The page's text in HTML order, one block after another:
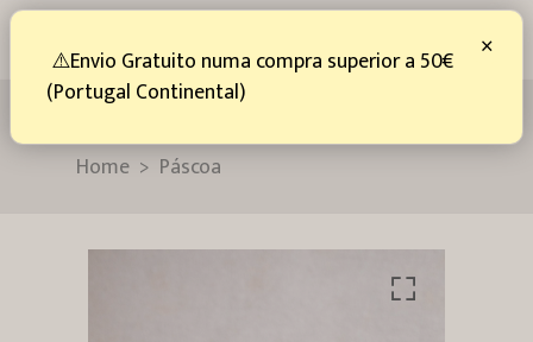
Home Páscoa
×
⚠️Envio Gratuito numa compra superior a 50€
(Portugal Continental)